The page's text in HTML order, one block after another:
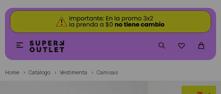


Home Catálogo Vestimenta Camisas